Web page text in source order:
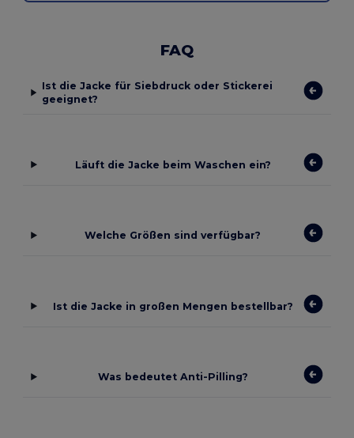
FAQ
Ist die Jacke für Siebdruck oder Stickerei
geeignet?
Läuft die Jacke beim Waschen ein?
Welche Größen sind verfügbar?
Ist die Jacke in großen Mengen bestellbar?
Was bedeutet Anti-Pilling?